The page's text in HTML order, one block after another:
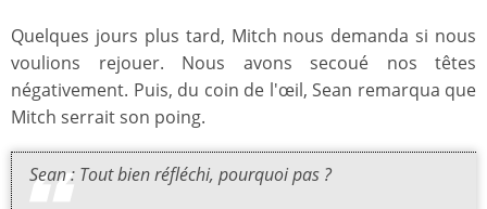
Quelques jours plus tard, Mitch nous demanda si nous
voulions rejouer. Nous avons secoué nos têtes
négativement. Puis, du coin de l'œil, Sean remarqua que
Mitch serrait son poing.
Sean : Tout bien réfléchi, pourquoi pas ?